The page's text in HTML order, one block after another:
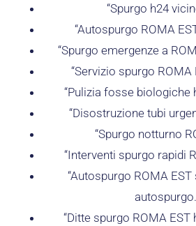
“Spurgo h24
“Autospurgo ROMA
“Spurgo emergenze a
“Servizio spurgo ROMA
“Pulizia fosse biologiche
“Disostruzione tubi
“Spurgo notturno
“Interventi spurgo rapidi
“Autospurgo ROMA
“Ditte spurgo ROMA EST